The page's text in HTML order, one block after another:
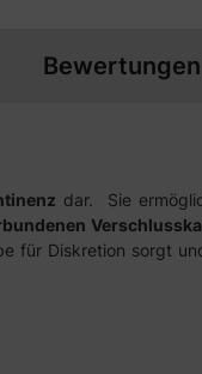
Bewertungen
dar. Sie
für Diskretion sorgt